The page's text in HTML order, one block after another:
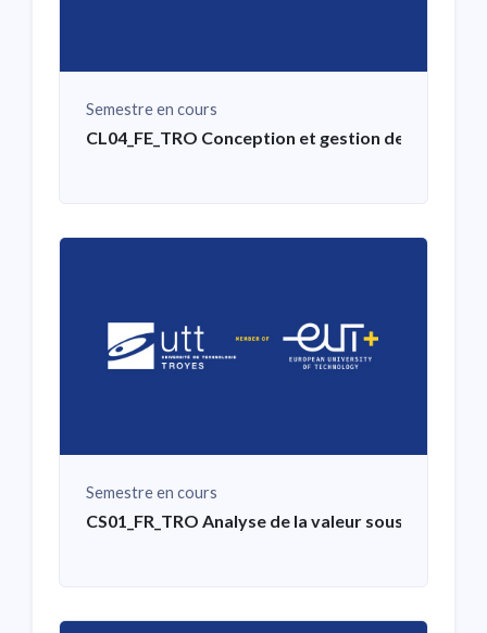
Semestre en cours
CL04_FE_TRO Conception et gestion de la
Semestre en cours
CS01_FR_TRO Analyse de la valeur sous fortes